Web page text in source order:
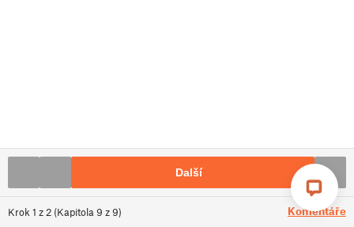
Krok 1 z 2 (Kapitola 9 z9) Komentáře
Další